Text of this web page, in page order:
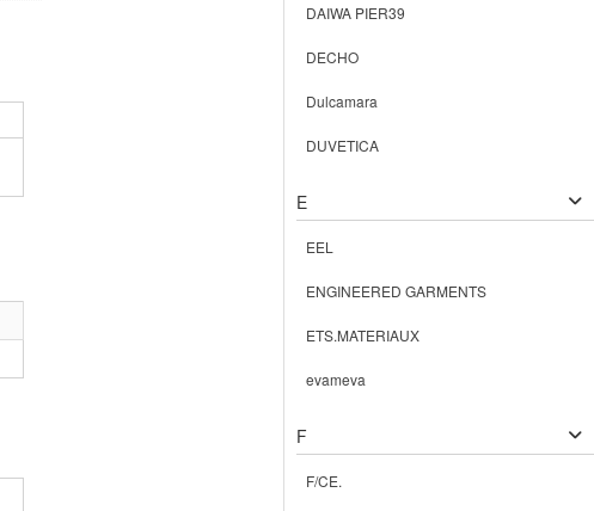
DAIWA PIER39
DECHO
Dulcamara
DUVETICA
E
EEL
ENGINEERED GARMENTS
ETS.MATERIAUX
evameva
F
F/CE.